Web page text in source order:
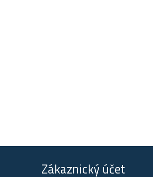
Zákaznický účet